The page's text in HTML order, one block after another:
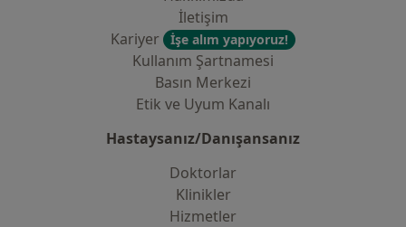
İletişim
Kariyer
İşe alım yapıyoruz!
Kullanım Şartnamesi
Basın Merkezi
Etik ve Uyum Kanalı
Hastaysanız/Danışansanız
Doktorlar
Klinikler
Hizmetler